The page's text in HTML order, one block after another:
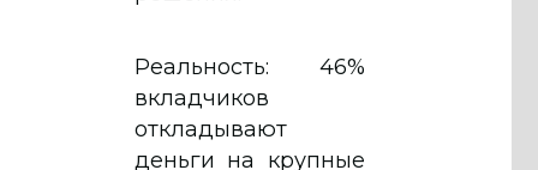
Реальность: 46%
вкладчиков
откладывают
деньги на крупные